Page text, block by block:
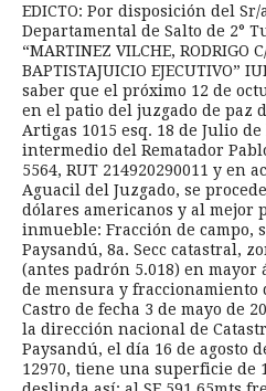
EDICTO: Por disposición del Sr/
Departamental de Salto de 2°
“MARTINEZ VILCHE, RODRIGO
BAPTISTAJUICIO EJECUTIVO”
saber que el próximo 12 de
en el patio del juzgado de paz
Artigas 1015 esq. 18 de Julio
intermedio del Rematador
5564, RUT 214920290011 y en
Aguacil del Juzgado, se
dólares americanos y al mejor
inmueble: Fracción de campo,
Paysandú, 8a. Secc catastral,
(antes padrón 5.018) en mayor
de mensura y fraccionamiento
Castro de fecha 3 de mayo de
la dirección nacional de
Paysandú, el día 16 de agosto
12970, tiene una superficie de